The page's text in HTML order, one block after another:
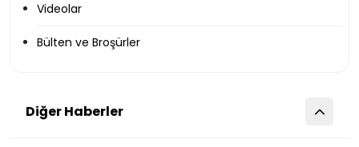
Videolar
Bülten ve Broşürler
Diğer Haberler